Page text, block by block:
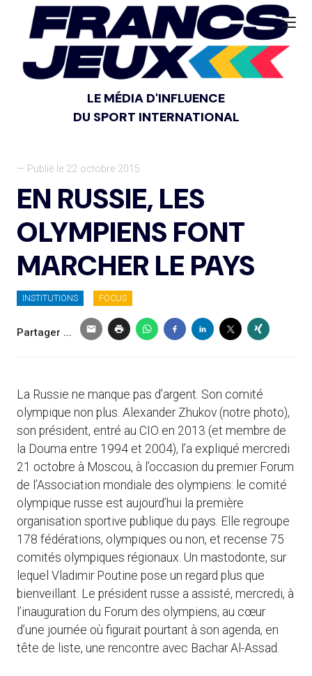
LE MÉDIA D'INFLUENCE
DU SPORT INTERNATIONAL
— Publié le 22 octobre 2015
EN RUSSIE, LES
OLYMPIENS FONT
MARCHER LE PAYS
INSTITUTIONS FOCUS
Partager ...
La Russie ne manque pas d’argent. Son comité
olympique non plus. Alexander Zhukov (notre photo),
son président, entré au CIO en 2013 (et membre de
la Douma entre 1994 et 2004), l’a expliqué mercredi
21 octobre à Moscou, à l’occasion du premier Forum
de l’Association mondiale des olympiens: le comité
olympique russe est aujourd’hui la première
organisation sportive publique du pays. Elle regroupe
178 fédérations, olympiques ou non, et recense 75
comités olympiques régionaux. Un mastodonte, sur
lequel Vladimir Poutine pose un regard plus que
bienveillant. Le président russe a assisté, mercredi, à
l’inauguration du Forum des olympiens, au cœur
d’une journée où figurait pourtant à son agenda, en
tête de liste, une rencontre avec Bachar Al-Assad.